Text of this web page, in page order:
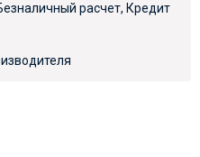
расчет, Кредит